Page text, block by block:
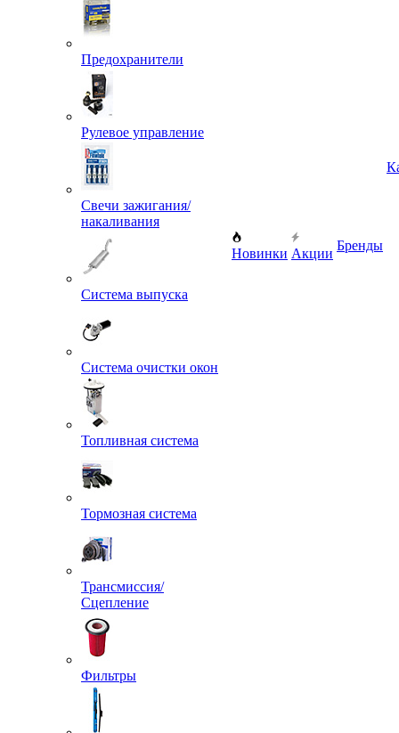
Предохранители
Рулевое управление
Свечи зажигания/
накаливания
Система выпуска
Система очистки окон
Топливная система
Тормозная система
Трансмиссия/
Сцепление
Фильтры
Новинки Акции
Бренды